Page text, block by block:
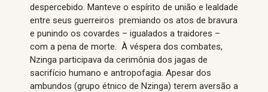
despercebido. Manteve o espírito de união e lealdade
entre seus guerreiros premiando os atos de bravura
e punindo os covardes – igualados a traidores –
com a pena de morte. À véspera dos combates,
Nzinga participava da cerimônia dos jagas de
sacrifício humano e antropofagia. Apesar dos
ambundos (grupo étnico de Nzinga) terem aversão a